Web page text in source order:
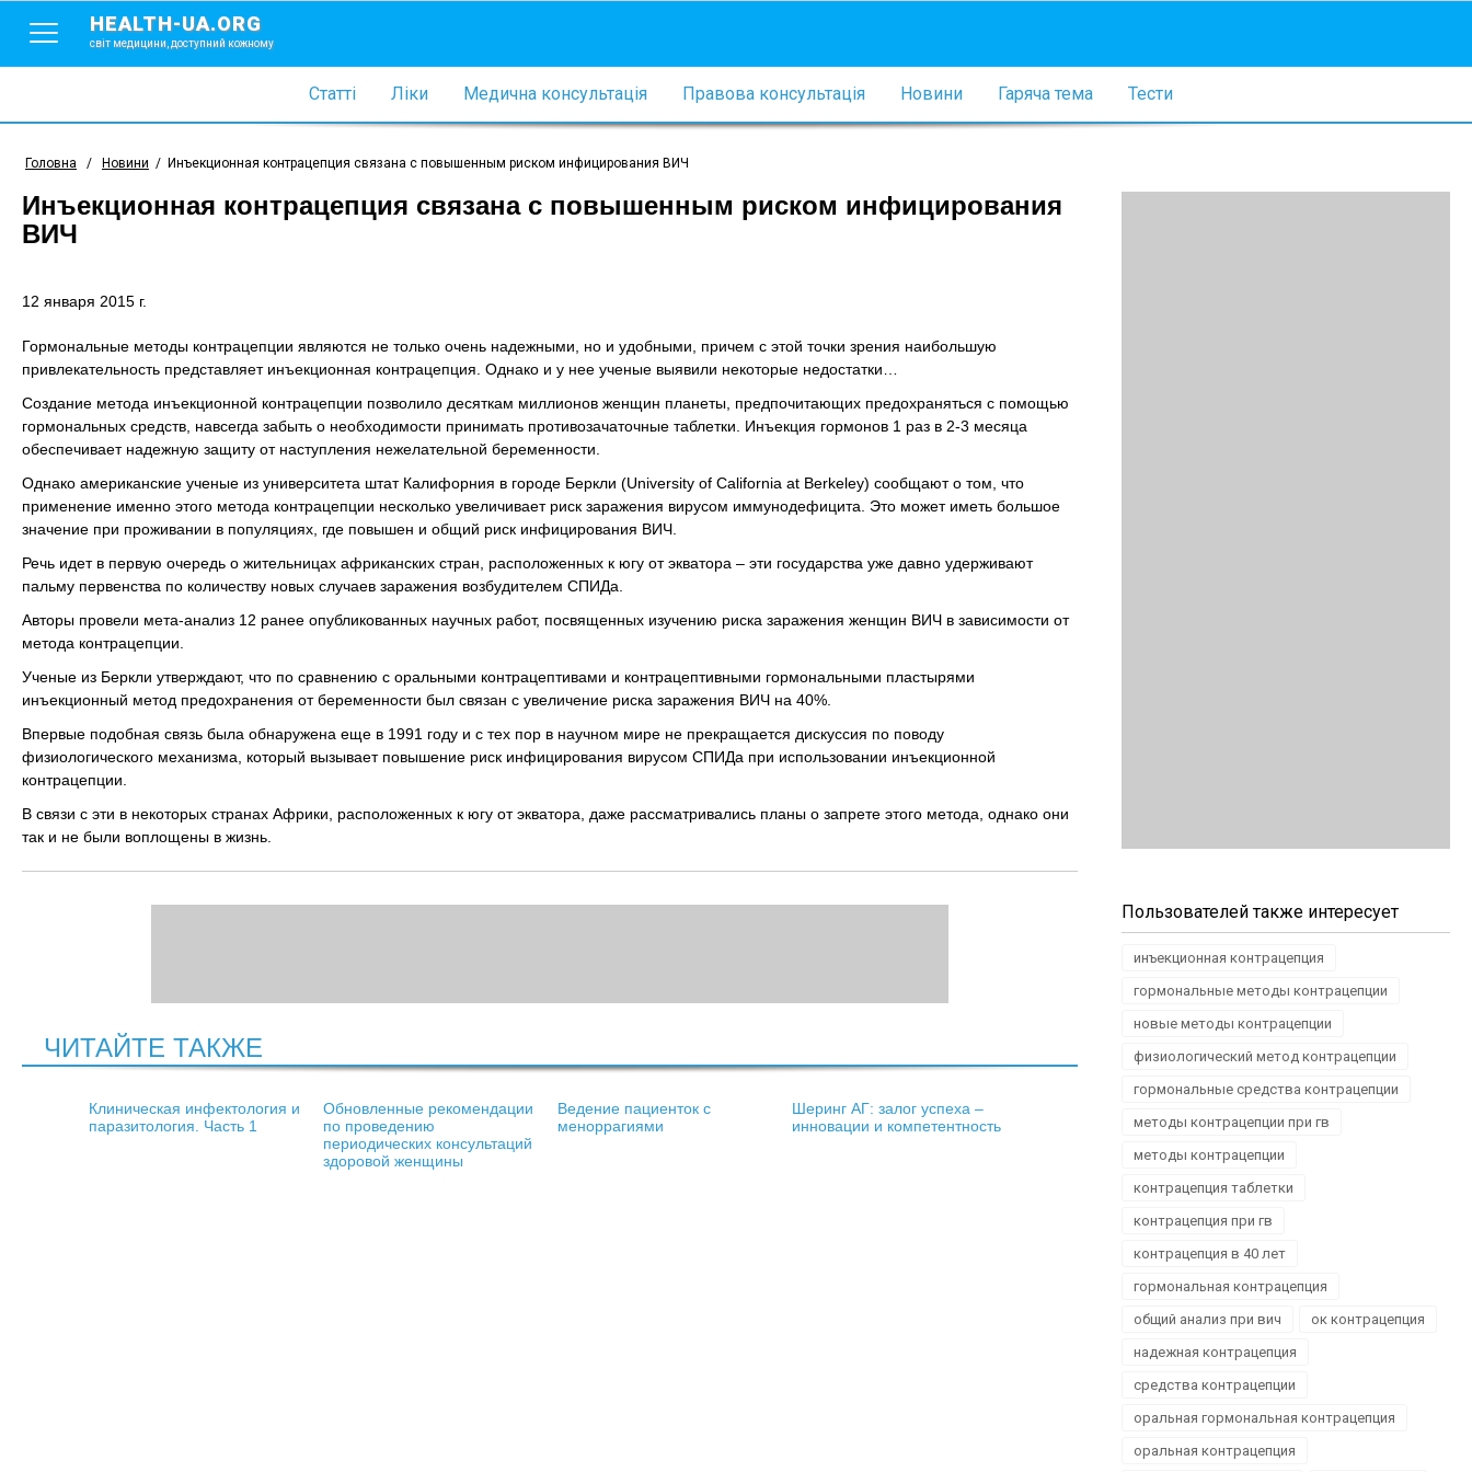
HEALTH-UA.ORG
світ медицини, доступний кожному
Статті Ліки Медична консультація Правова консультація Новини Гаряча тема Тести
Головна / Новини / Инъекционная контрацепция связана с повышенным риском инфицирования ВИЧ
Инъекционная контрацепция связана с повышенным риском инфицирования
ВИЧ
12 января 2015 г.
Гормональные методы контрацепции являются не только очень надежными, но и удобными, причем с этой точки зрения наибольшую
привлекательность представляет инъекционная контрацепция. Однако и у нее ученые выявили некоторые недостатки…
Создание метода инъекционной контрацепции позволило десяткам миллионов женщин планеты, предпочитающих предохраняться c помощью
гормональных средств, навсегда забыть о необходимости принимать противозачаточные таблетки. Инъекция гормонов 1 раз в 2-3 месяца
обеспечивает надежную защиту от наступления нежелательной беременности.
Однако американские ученые из университета штат Калифорния в городе Беркли (University of California at Berkeley) сообщают о том, что
применение именно этого метода контрацепции несколько увеличивает риск заражения вирусом иммунодефицита. Это может иметь большое
значение при проживании в популяциях, где повышен и общий риск инфицирования ВИЧ.
Речь идет в первую очередь о жительницах африканских стран, расположенных к югу от экватора – эти государства уже давно удерживают
пальму первенства по количеству новых случаев заражения возбудителем СПИДа.
Авторы провели мета-анализ 12 ранее опубликованных научных работ, посвященных изучению риска заражения женщин ВИЧ в зависимости от
метода контрацепции.
Ученые из Беркли утверждают, что по сравнению с оральными контрацептивами и контрацептивными гормональными пластырями
инъекционный метод предохранения от беременности был связан с увеличение риска заражения ВИЧ на 40%.
Впервые подобная связь была обнаружена еще в 1991 году и с тех пор в научном мире не прекращается дискуссия по поводу
физиологического механизма, который вызывает повышение риск инфицирования вирусом СПИДа при использовании инъекционной
контрацепции.
В связи с эти в некоторых странах Африки, расположенных к югу от экватора, даже рассматривались планы о запрете этого метода, однако они
так и не были воплощены в жизнь.
ЧИТАЙТЕ ТАКЖЕ
Клиническая инфектология и
паразитология. Часть 1
Обновленные рекомендации
по проведению
периодических консультаций
здоровой женщины
Ведение пациенток с
меноррагиями
Шеринг АГ: залог успеха –
инновации и компетентность
Пользователей также интересует
инъекционная контрацепция
гормональные методы контрацепции
новые методы контрацепции
физиологический метод контрацепции
гормональные средства контрацепции
методы контрацепции при гв
методы контрацепции
контрацепция таблетки
контрацепция при гв
контрацепция в 40 лет
гормональная контрацепция
общий анализ при вич
ок контрацепция
надежная контрацепция
средства контрацепции
оральная гормональная контрацепция
оральная контрацепция